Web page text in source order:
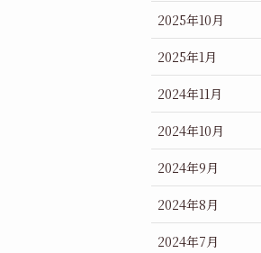
2025年10月
2025年1月
2024年11月
2024年10月
2024年9月
2024年8月
2024年7月